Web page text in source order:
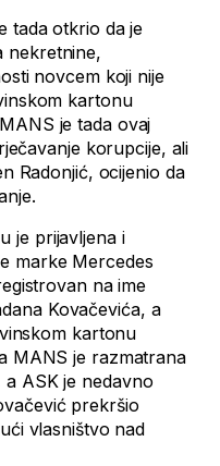
tada otkrio da je
nekretnine,
novcem koji nije
kartonu
je tada ovaj
korupcije, ali
Radonjić, ocijenio da
je prijavljena i
marke Mercedes
na ime
Kovačevića, a
kartonu
MANS je razmatrana
ASK je nedavno
prekršio
vlasništvo nad